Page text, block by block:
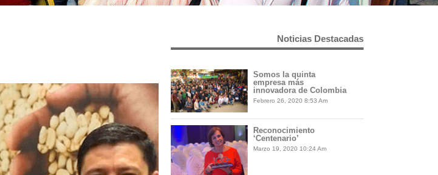
Noticias Destacadas
Somos la quinta
empresa más
innovadora de Colombia
Febrero 26, 2020 8:53 Am
Reconocimiento
‘Centenario’
Marzo 19, 2020 10:24 Am